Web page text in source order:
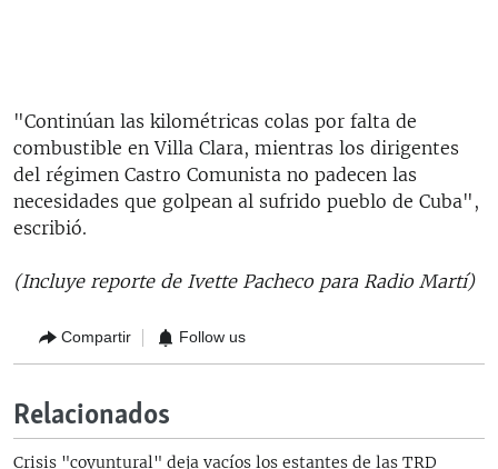
"Continúan las kilométricas colas por falta de
combustible en Villa Clara, mientras los dirigentes
del régimen Castro Comunista no padecen las
necesidades que golpean al sufrido pueblo de Cuba",
escribió.
(Incluye reporte de Ivette Pacheco para Radio Martí)
Compartir Follow us
Relacionados
Crisis "coyuntural" deja vacíos los estantes de las TRD